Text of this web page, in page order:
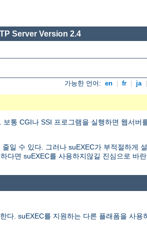
Server Version 2.4
가능한 언어: en fr ja
통 CGI나 SSI 프로그램을 실행하면 웹서버
일 수 있다. 그러나 suEXEC가 부적절하게
다면 suEXEC를 사용하지않길 진심으로 바
다. suEXEC를 지원하는 다른 플래폼을 사용